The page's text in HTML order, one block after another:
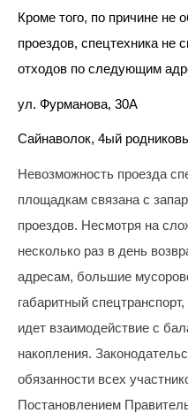
8
(8142)
79-82-
86
info@rotko10.ru
юридических
платежным
документам
смена
почтового
адреса,
запрос
дубликатов
ПД
и
Кроме того, по причине не
проездов, спецтехника не
отходов по следующим
ул. Фурманова, 30А
Сайнаволок, 4ый
Невозможность проезда
площадкам связана с
проездов. Несмотря на
несколько раз в день
адресам, большие
габаритный
идет взаимодействие с
накопления.
обязанности всех
Постановлением